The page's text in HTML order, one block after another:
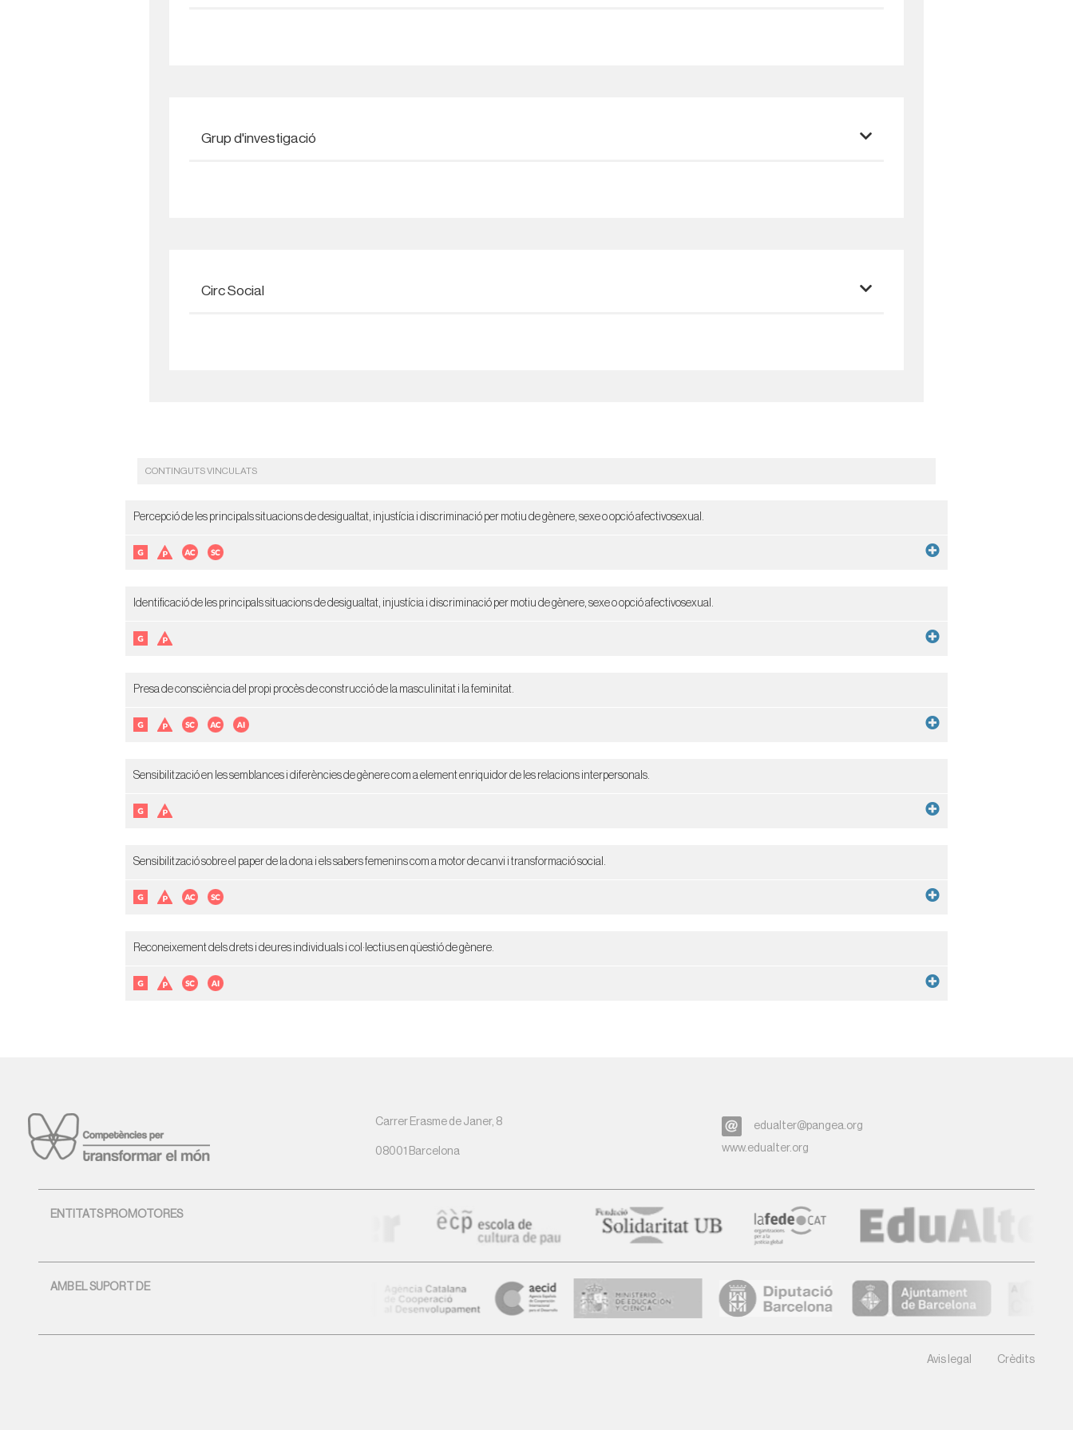
Grup d'investigació
Circ Social
CONTINGUTS VINCULATS
Percepció de les principals situacions de desigualtat, injustícia i discriminació per motiu de gènere, sexe o opció afectivosexual.
Identificació de les principals situacions de desigualtat, injustícia i discriminació per motiu de gènere, sexe o opció afectivosexual.
Presa de consciència del propi procès de construcció de la masculinitat i la feminitat.
Sensibilització en les semblances i diferències de gènere com a element enriquidor de les relacions interpersonals.
Sensibilització sobre el paper de la dona i els sabers femenins com a motor de canvi i transformació social.
Reconeixement dels drets i deures individuals i col·lectius en qüestió de gènere.
Carrer Erasme de Janer, 8
08001 Barcelona
edualter@pangea.org
www.edualter.org
ENTITATS PROMOTORES
AMB EL SUPORT DE
Avis legal Crèdits